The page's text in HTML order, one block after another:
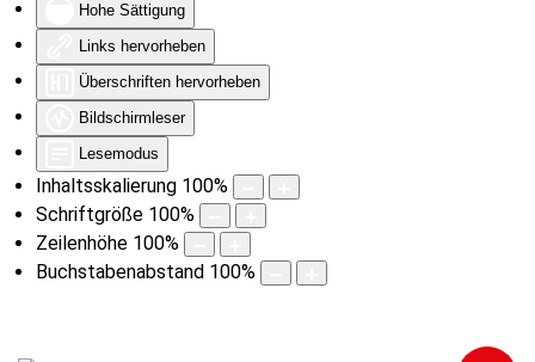
Hohe Sättigung
Links hervorheben
Überschriften hervorheben
Bildschirmleser
Lesemodus
Inhaltsskalierung 100%
Schriftgröße 100%
Zeilenhöhe 100%
Buchstabenabstand 100%